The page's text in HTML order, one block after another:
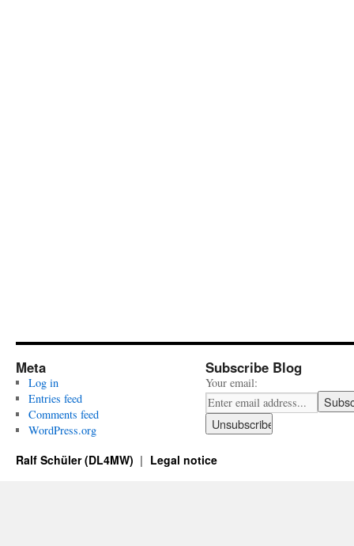
Meta
Log in
Entries feed
Comments feed
WordPress.org
Subscribe Blog
Your email:
Ralf Schüler (DL4MW) Legal notice